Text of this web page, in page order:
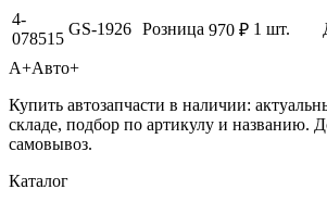
4-
078515
GS-1926 Розница 970 ₽ 1 шт.
А+Авто+
Купить автозапчасти в наличии:
складе, подбор по артикулу и названию.
самовывоз.
Каталог